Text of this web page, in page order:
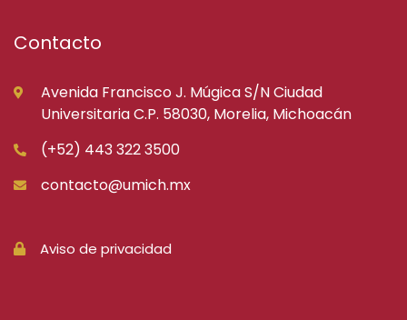
Contacto
Avenida Francisco J. Múgica S/N Ciudad
Universitaria C.P. 58030, Morelia, Michoacán
(+52) 443 322 3500
contacto@umich.mx
Aviso de privacidad